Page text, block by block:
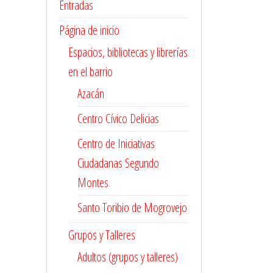
Entradas
Página de inicio
Espacios, bibliotecas y librerías
en el barrio
Azacán
Centro Cívico Delicias
Centro de Iniciativas
Ciudadanas Segundo
Montes
Santo Toribio de Mogrovejo
Grupos y Talleres
Adultos (grupos y talleres)